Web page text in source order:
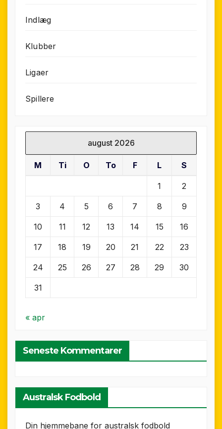
Indlæg
Klubber
Ligaer
Spillere
august 2026
M Ti O To F L S
1 2
3 4 5 6 7 8 9
10 11 12 13 14 15 16
17 18 19 20 21 22 23
24 25 26 27 28 29 30
31
« apr
Seneste Kommentarer
Australsk Fodbold
Din hjemmebane for australsk fodbold